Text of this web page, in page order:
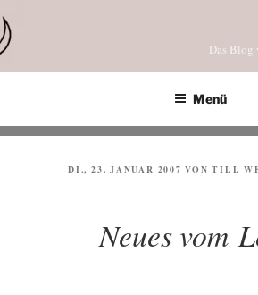
Inhalt
springen
Das Blog
Menü
VERÖFFENTLICHT
DI., 23. JANUAR 2007 VONTILL
Neues vom